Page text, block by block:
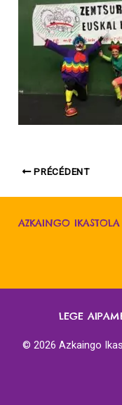
PRÉCÉDENT
AZKAINGO
LEGE
© 2026 Azkaingo